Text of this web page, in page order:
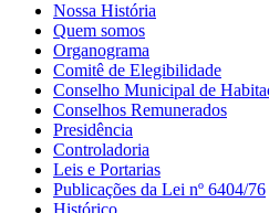
Nossa História
Quem somos
Organograma
Comitê de Elegibilidade
Conselho Municipal de
Conselhos Remunerados
Presidência
Controladoria
Leis e Portarias
Publicações da Lei nº 6404/76